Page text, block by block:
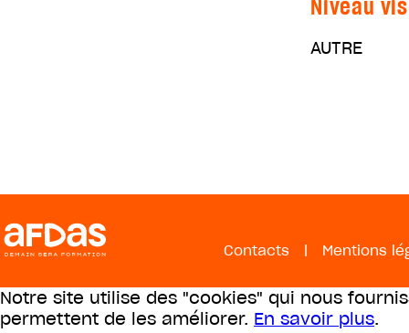
AUTRE
Contacts | Mentions
Notre site utilise des "cookies" qui nous
permettent de les améliorer. En savoir plus.